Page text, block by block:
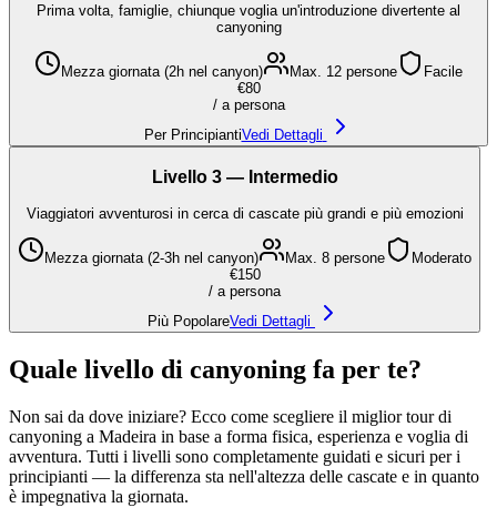
Prima volta, famiglie, chiunque voglia un'introduzione divertente al
canyoning
Mezza giornata (2h nel canyon) Max. 12 persone
Facile
€80
/ a persona
Per PrincipiantiVedi Dettagli
Livello 3 — Intermedio
Viaggiatori avventurosi in cerca di cascate più grandi e più emozioni
Mezza giornata (2-3h nel canyon) Max. 8 persone
Moderato
€150
/ a persona
Più PopolareVedi Dettagli
Quale livello di canyoning fa per te?
Non sai da dove iniziare? Ecco come scegliere il miglior tour di
canyoning a Madeira in base a forma fisica, esperienza e voglia di
avventura. Tutti i livelli sono completamente guidati e sicuri per i
principianti — la differenza sta nell'altezza delle cascate e in quanto
è impegnativa la giornata.